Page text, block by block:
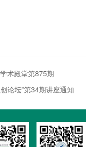
术殿堂第875期
论坛”第34期讲座通知